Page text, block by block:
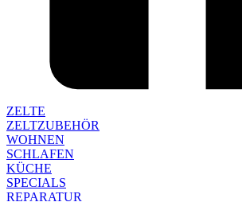
ZELTE
ZELTZUBEHÖR
WOHNEN
SCHLAFEN
KÜCHE
SPECIALS
REPARATUR